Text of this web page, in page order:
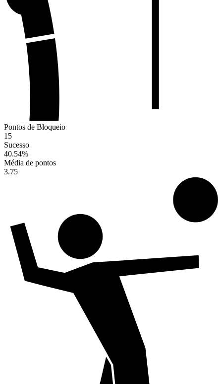
Pontos de Bloqueio
15
Sucesso
40.54%
Média de pontos
3.75